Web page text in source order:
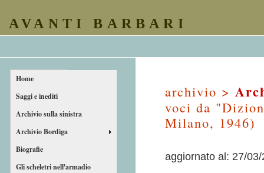
AVANTI BARBARI
Home
Saggi e inediti
Archivio sulla sinistra
Archivio Bordiga
Biografie
Gli scheletri nell'armadio
archivio >
voci da
Milano, 1946)
aggiornato al: 27/03/